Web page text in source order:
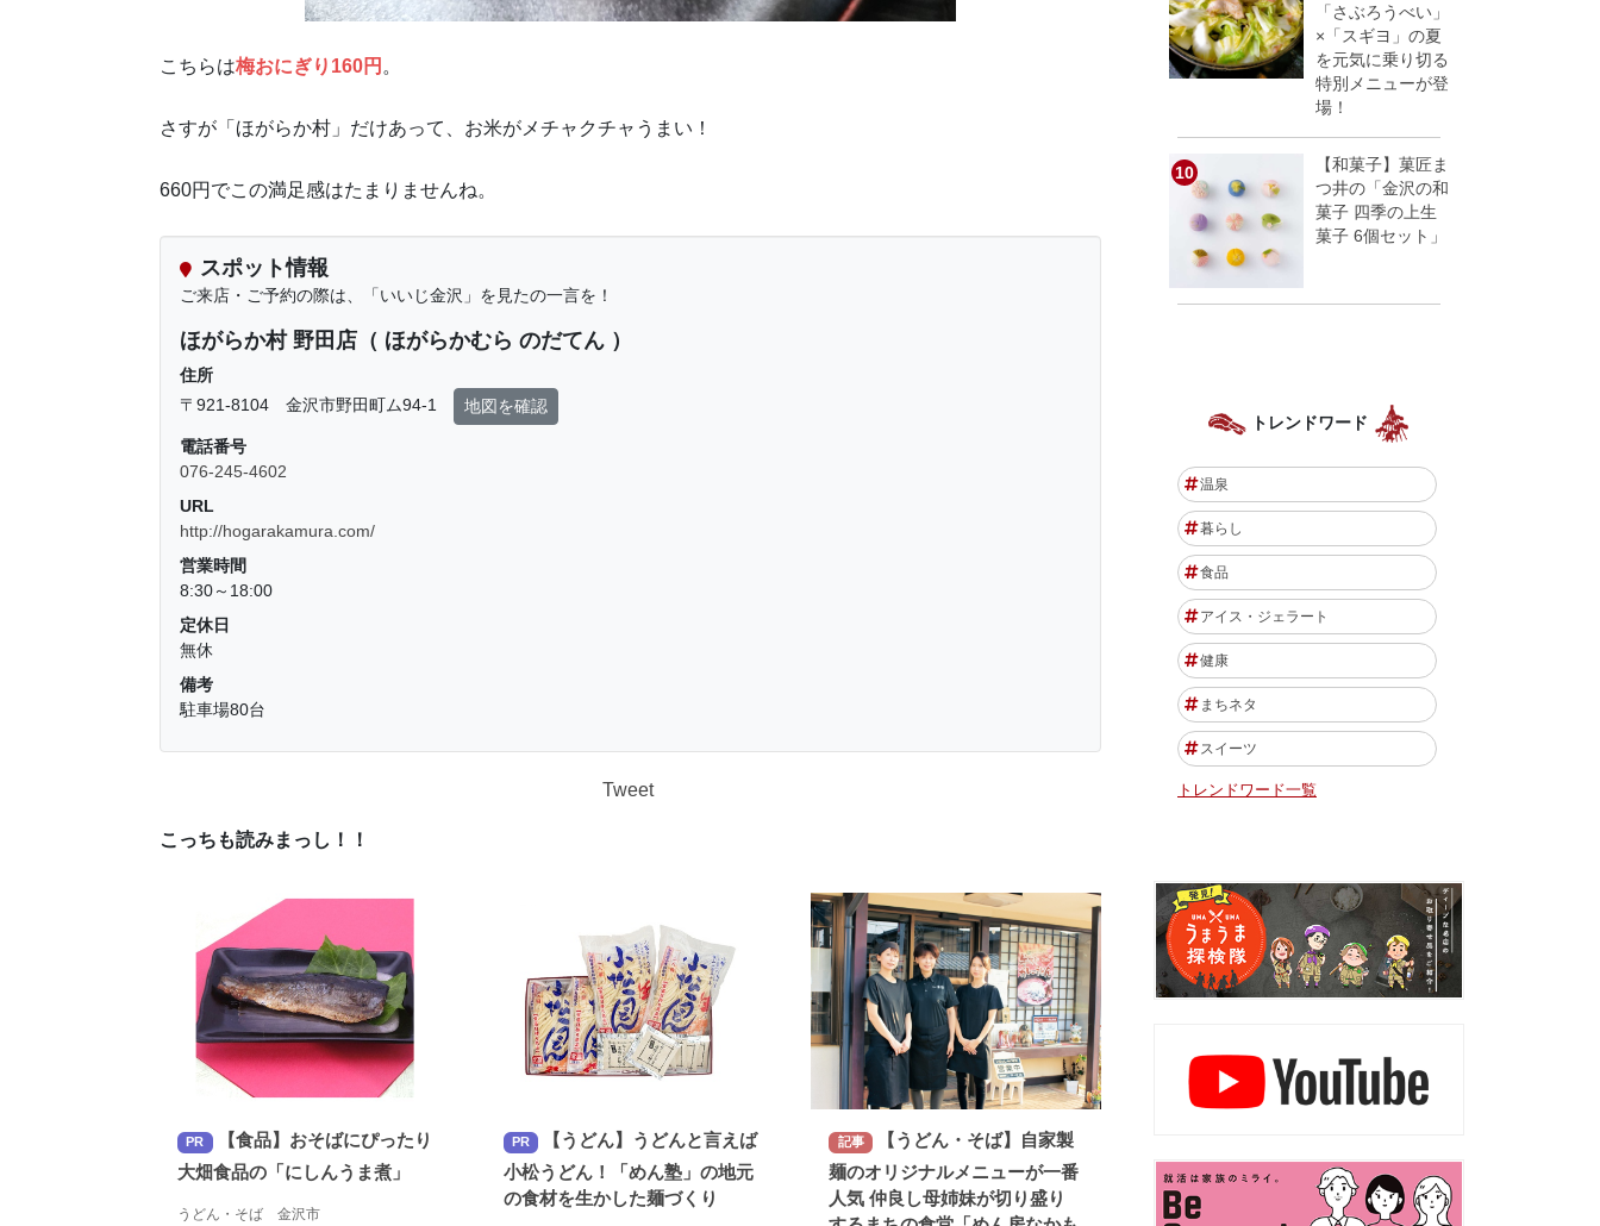
こちらは梅おにぎり160円 。
さすが「ほがらか村」だけあって、お米がメチャクチャうまい！
660円でこの満足感はたまりませんね。
スポット情報
ご来店・ご予約の際は、「いいじ金沢」を見たの一言を！
ほがらか村 野田店（ ほがらかむら のだてん ）
住所
〒921-8104 金沢市野田町ム94-1
地図を確認
電話番号
076-245-4602
URL
http://hogarakamura.com/
営業時間
8:30～18:00
定休日
無休
備考
駐車場80台
Tweet
こっちも読みまっし！！
PR
【食品】おそばにぴったり
大畑食品の「にしんうま煮」
うどん・そば 金沢市
PR
【うどん】うどんと言えば
小松うどん！「めん塾」の地元
の食材を生かした麺づくり
記事
【うどん・そば】自家製
麺のオリジナルメニューが一番
人気 仲良し母姉妹が切り盛り
「さぶろうべい」
×「スギヨ」の夏
を元気に乗り切る
特別メニューが登
場！
【和菓子】菓匠ま
つ井の「金沢の和
菓子 四季の上生
菓子 6個セット」
トレンドワード
温泉
暮らし
食品
アイス・ジェラート
健康
まちネタ
スイーツ
トレンドワード一覧